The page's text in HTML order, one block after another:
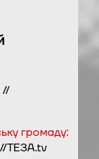
//
громаду:
//ТЕЗА.tv